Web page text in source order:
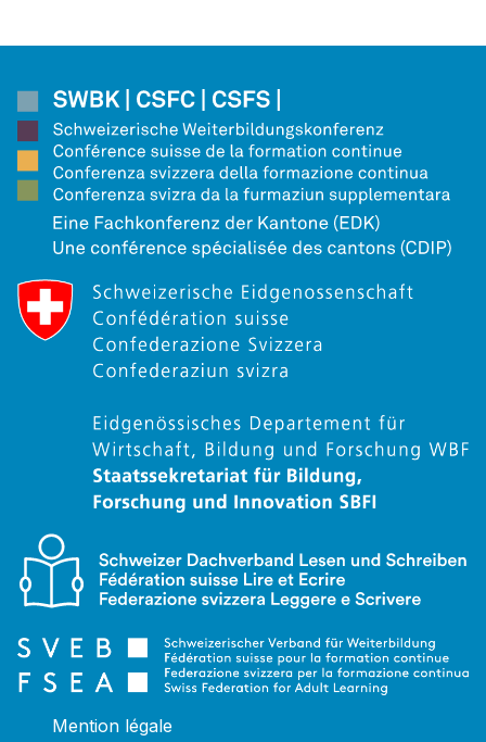
Mention légale